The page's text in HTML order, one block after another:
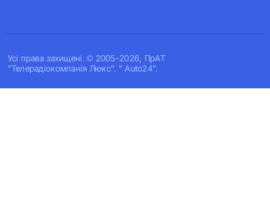
Усi права захищенi. © 2005-2026, ПрАТ
"Телерадіокомпанія Люкс". " Auto24".